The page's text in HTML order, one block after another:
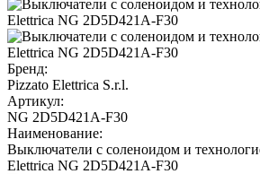
Бренд:
Pizzato Elettrica S.r.l.
Артикул:
NG 2D5D421A-F30
Наименование:
Выключатели с соленоидом и
Elettrica NG 2D5D421A-F30